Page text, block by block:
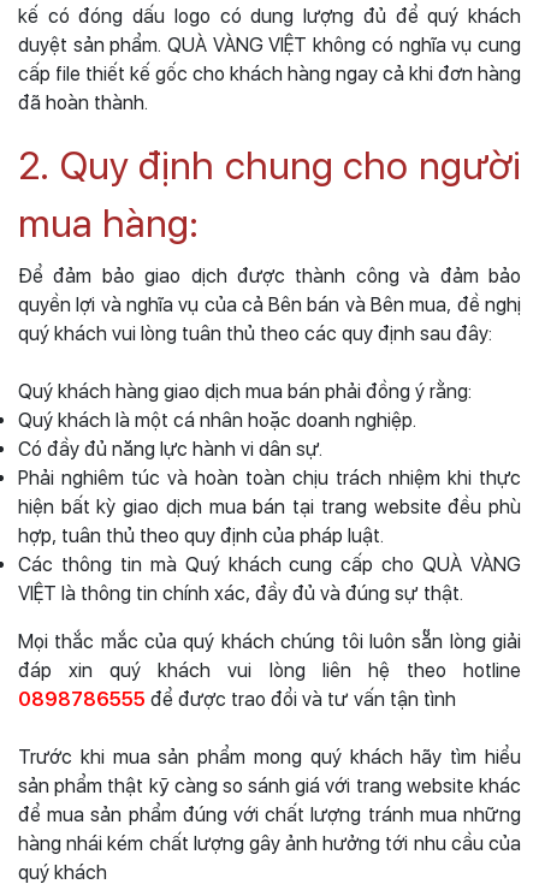
kế có đóng dấu logo có dung lượng đủ để quý khách
duyệt sản phẩm. QUÀ VÀNG VIỆT không có nghĩa vụ cung
cấp file thiết kế gốc cho khách hàng ngay cả khi đơn hàng
đã hoàn thành.
2. Quy định chung cho người
mua hàng:
Để đảm bảo giao dịch được thành công và đảm bảo
quyền lợi và nghĩa vụ của cả Bên bán và Bên mua, đề nghị
quý khách vui lòng tuân thủ theo các quy định sau đây:
Quý khách hàng giao dịch mua bán phải đồng ý rằng:
Quý khách là một cá nhân hoặc doanh nghiệp.
Có đầy đủ năng lực hành vi dân sự.
Phải nghiêm túc và hoàn toàn chịu trách nhiệm khi thực
hiện bất kỳ giao dịch mua bán tại trang website đều phù
hợp, tuân thủ theo quy định của pháp luật.
Các thông tin mà Quý khách cung cấp cho QUÀ VÀNG
VIỆT là thông tin chính xác, đầy đủ và đúng sự thật.
Mọi thắc mắc của quý khách chúng tôi luôn sẵn lòng giải
đáp xin quý khách vui lòng liên hệ theo hotline
0898786555 để được trao đổi và tư vấn tận tình
Trước khi mua sản phẩm mong quý khách hãy tìm hiểu
sản phẩm thật kỹ càng so sánh giá với trang website khác
để mua sản phẩm đúng với chất lượng tránh mua những
hàng nhái kém chất lượng gây ảnh hưởng tới nhu cầu của
quý khách